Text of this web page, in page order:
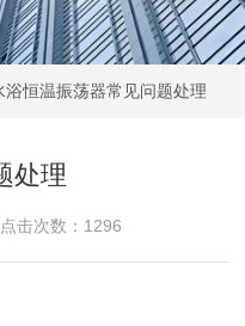
恒温振荡器常见问题处理
处理
点击次数：1296